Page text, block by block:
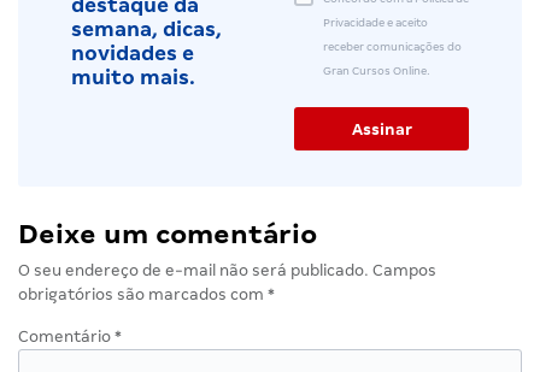
destaque da
semana, dicas,
novidades e
muito mais.
Privacidade e aceito
receber comunicações do
Gran Cursos Online.
Deixe um comentário
O seu endereço de e-mail não será publicado. Campos
obrigatórios são marcados com *
Comentário *